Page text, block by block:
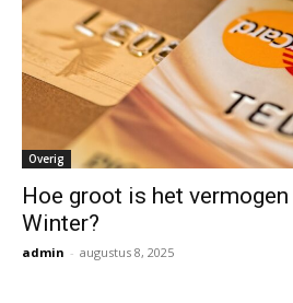
Overig
Hoe groot is het
Winter?
admin - augustus 8, 2025